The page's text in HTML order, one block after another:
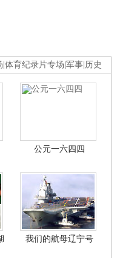
体育纪录片专场 军事 历史
公元一六四四
我们的航母辽宁号